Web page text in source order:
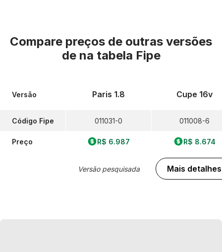
Compare preços de outras versões
de na tabela Fipe
Versão
Código Fipe
Preço
Paris 1.8
011031-0
R$ 6.987
Versão pesquisada
Cupe 16v
011008-6
R$ 8.674
Mais detalhes